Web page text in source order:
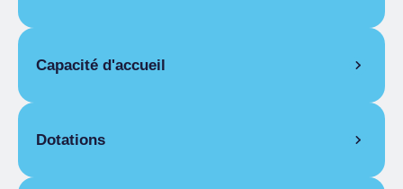
Saison unique
Saison unique
Capacité d'accueil
Lits
Dotations